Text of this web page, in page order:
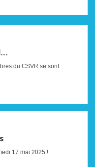
du CSVR se sont
17 mai 2025 !